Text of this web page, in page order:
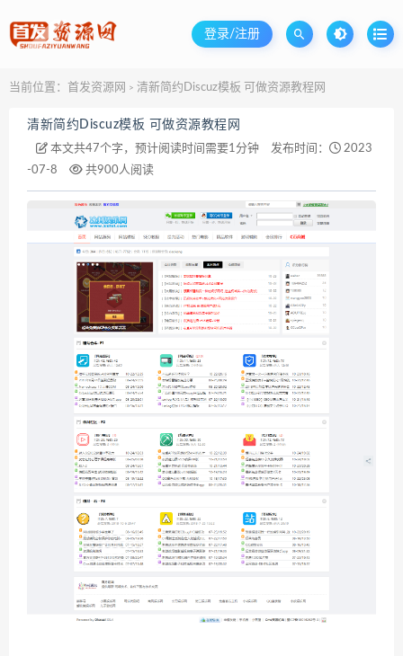
登录/注册
当前位置： 首发资源网 > 清新简约Discuz模板 可做资源教程网
清新简约Discuz模板 可做资源教程网
本文共47个字，预计阅读时间需要1分钟 发布时间：
2023
-07-8
共900人阅读